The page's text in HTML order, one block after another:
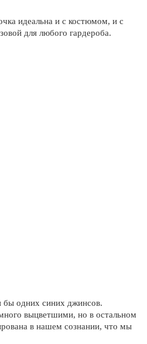
идеальна и с костюмом, и с
для любого гардероба.
бы одних синих джинсов.
выцветшими, но в остальном
в нашем сознании, что мы